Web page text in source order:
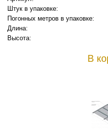
Штук в упаковке:
Погонных метров в упаковке:
Длина:
Высота:
В